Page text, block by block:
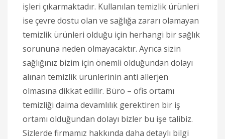
işleri çıkarmaktadır. Kullanılan temizlik ürünleri
ise çevre dostu olan ve sağlığa zararı olamayan
temizlik ürünleri olduğu için herhangi bir sağlık
sorununa neden olmayacaktır. Ayrıca sizin
sağlığınız bizim için önemli olduğundan dolayı
alınan temizlik ürünlerinin anti allerjen
olmasına dikkat edilir. Büro – ofis ortamı
temizliği daima devamlılık gerektiren bir iş
ortamı olduğundan dolayı bizler bu işe talibiz.
Sizlerde firmamız hakkında daha detaylı bilgi